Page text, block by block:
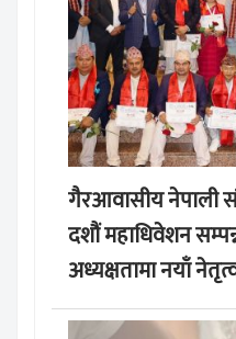
गैरआवासीय नेपाली
दशौं महाधिवेशन
अध्यक्षतामा नयाँ